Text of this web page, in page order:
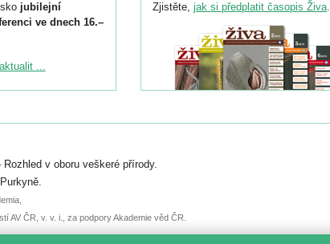
jubilejní
ve dnech 16.–
ke konferenci
do 6. září.
nebo
...
Zjistěte, jak si předplatit časopis Živa.
v oboru veškeré přírody.
AV ČR, v. v. i., za podpory Akademie věd ČR.